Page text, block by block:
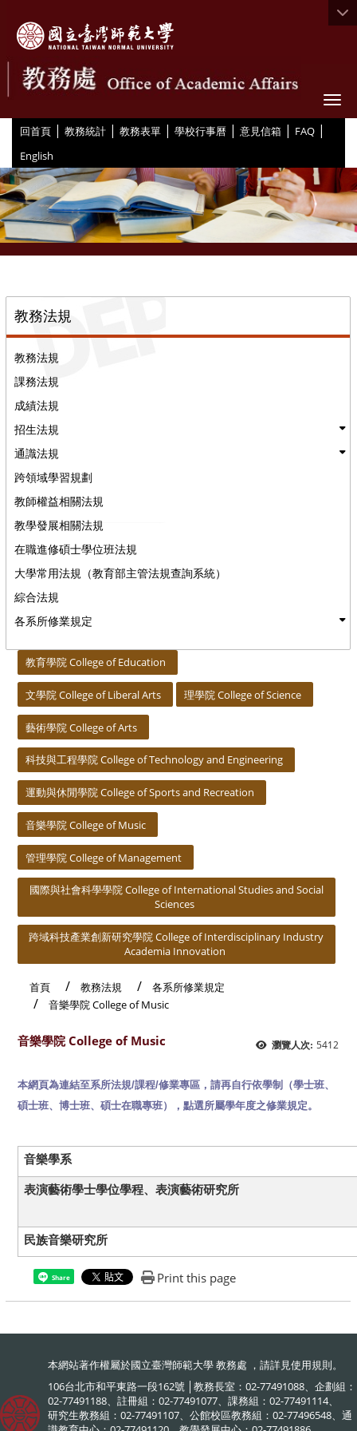
回首頁 | 教務統計 | 教務表單 | 學校行事曆 | 意見信箱 | FAQ |
English
教務法規
教務法規
課務法規
成績法規
招生法規
通識法規
跨領域學習規劃
教師權益相關法規
教學發展相關法規
在職進修碩士學位班法規
大學常用法規（教育部主管法規查詢系統）
綜合法規
各系所修業規定
教育學院 College of Education
文學院 College of Liberal Arts 理學院 College of Science
藝術學院 College of Arts
科技與工程學院 College of Technology and Engineering
運動與休閒學院 College of Sports and Recreation
音樂學院 College of Music
管理學院 College of Management
國際與社會科學學院 College of International Studies and Social
Sciences
跨域科技產業創新研究學院 College of Interdisciplinary Industry
Academia Innovation
首頁 教務法規
各系所修業規定
音樂學院 College of Music
瀏覽人次: 5412
音樂學院 College of Music
本網頁為連結至系所法規/課程/修業專區，請再自行依學制（學士班、
碩士班、博士班、碩士在職專班），點選所屬學年度之修業規定。
音樂學系
表演藝術學士學位學程、表演藝術研究所
民族音樂研究所
Share Print this page
本網站著作權屬於國立臺灣師範大學 教務處 ，請詳見使用規則。
106台北市和平東路一段162號 │教務長室：02-77491088、企劃組：
02-77491188、註冊組：02-77491077、課務組：02-77491114、
研究生教務組：02-77491107、公館校區教務組：02-77496548、通